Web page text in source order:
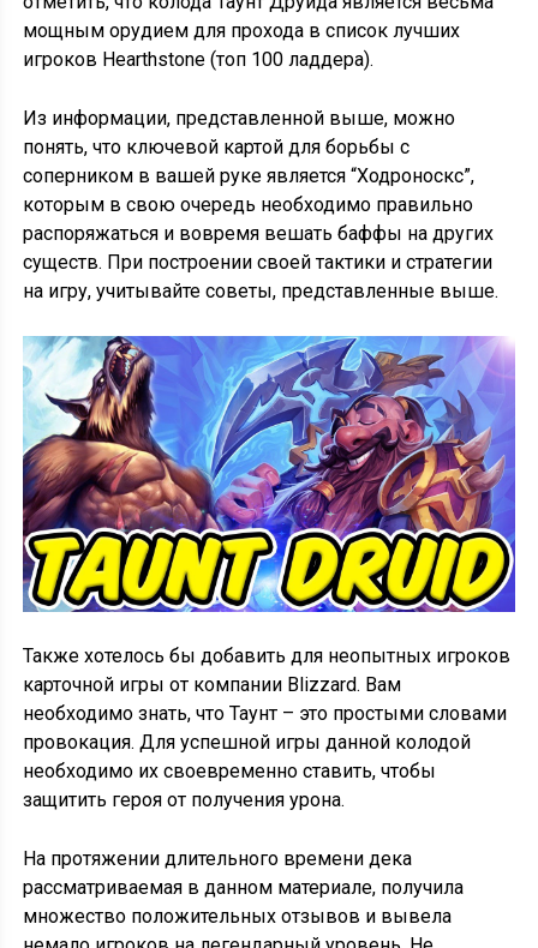
мощным орудием для прохода в список лучших
игроков Hearthstone (топ 100 ладдера).
Из информации, представленной выше, можно
понять, что ключевой картой для борьбы с
соперником в вашей руке является “Ходроноскс”,
которым в свою очередь необходимо правильно
распоряжаться и вовремя вешать баффы на других
существ. При построении своей тактики и стратегии
на игру, учитывайте советы, представленные выше.
Также хотелось бы добавить для неопытных игроков
карточной игры от компании Blizzard. Вам
необходимо знать, что Таунт – это простыми словами
провокация. Для успешной игры данной колодой
необходимо их своевременно ставить, чтобы
защитить героя от получения урона.
На протяжении длительного времени дека
рассматриваемая в данном материале, получила
множество положительных отзывов и вывела